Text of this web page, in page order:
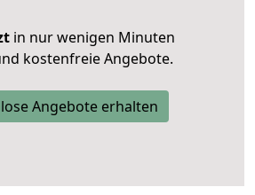
in nur wenigen Minuten
kostenfreie Angebote.
Angebote erhalten